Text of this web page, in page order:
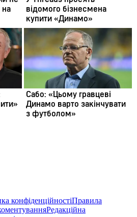
конфіденційностіПравила
Редакційна